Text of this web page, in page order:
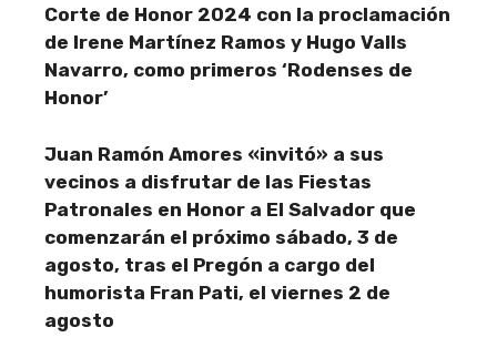
Corte de Honor 2024 con la proclamación
de Irene Martínez Ramos y Hugo Valls
Navarro, como primeros ‘Rodenses de
Honor’
Juan Ramón Amores «invitó» a sus
vecinos a disfrutar de las Fiestas
Patronales en Honor a El Salvador que
comenzarán el próximo sábado, 3 de
agosto, tras el Pregón a cargo del
humorista Fran Pati, el viernes 2 de
agosto